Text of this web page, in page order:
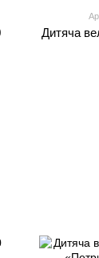
Дитяча